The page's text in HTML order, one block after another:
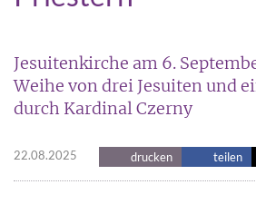
Jesuitenkirche am 6.
Weihe von drei Jesuiten und
durch Kardinal Czerny
22.08.2025 drucken teilen